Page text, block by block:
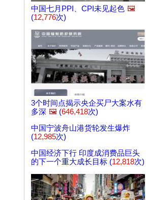
中国七月PPI、CPI未见起色 🖼️
(12,776次)
3个时间点揭示央企买尸大案水有
多深 🖼️ (646,418次)
中国宁波舟山港货轮发生爆炸
(12,985次)
中国经济下行 印度成消费品巨头
的下一个重大成长目标 (12,818次)